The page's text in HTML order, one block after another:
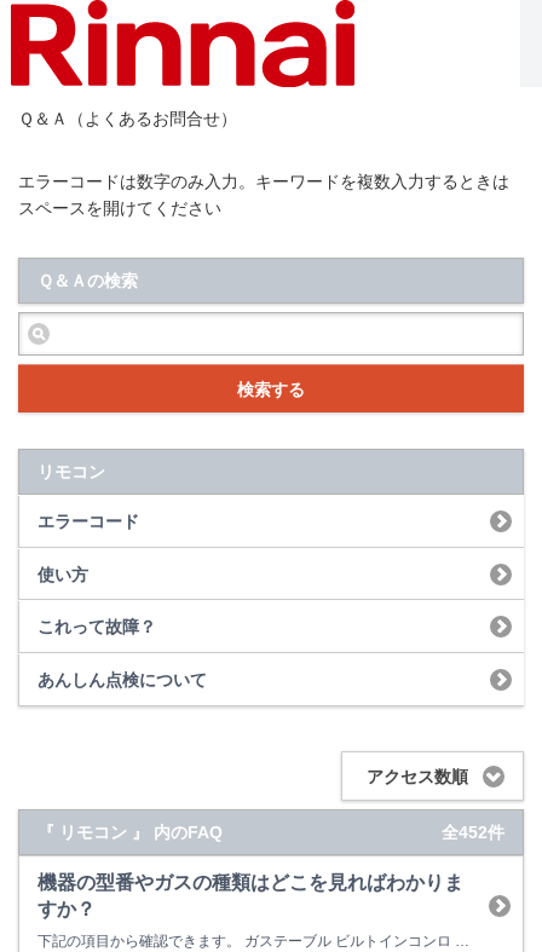
Ｑ＆Ａ（よくあるお問合せ）
エラーコードは数字のみ入力。キーワードを複数入力するときは
スペースを開けてください
Ｑ＆Ａの検索
検索する
リモコン
エラーコード
使い方
これって故障？
あんしん点検について
アクセス数順
『 リモコン 』 内のFAQ 全452件
機器の型番やガスの種類はどこを見ればわかりま
すか？